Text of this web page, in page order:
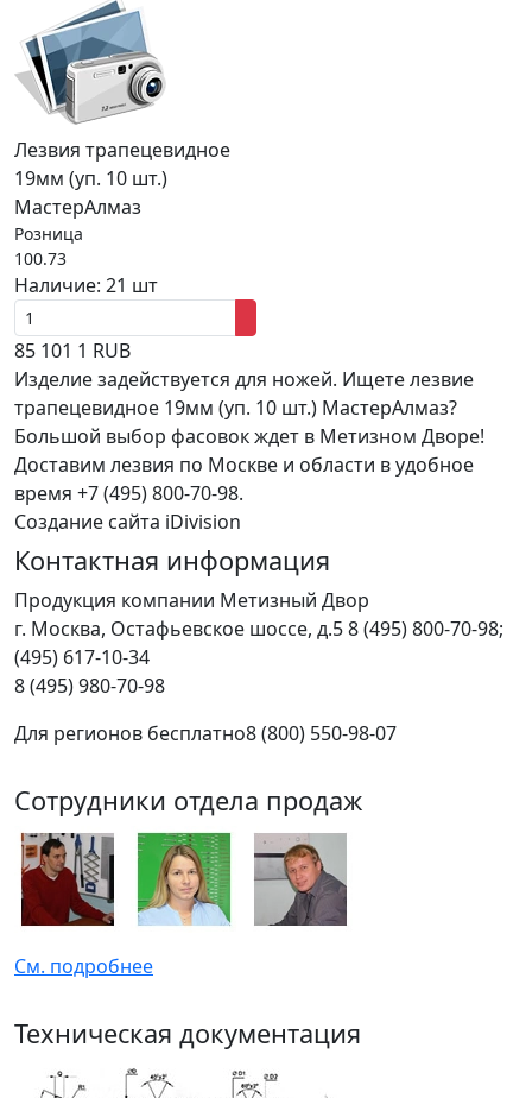
Лезвия трапецевидное
19мм (уп. 10 шт.)
МастерАлмаз
Розница
100.73
Наличие: 21 шт
85 101 1 RUB
Изделие задействуется для ножей. Ищете лезвие
трапецевидное 19мм (уп. 10 шт.) МастерАлмаз?
Большой выбор фасовок ждет в Метизном Дворе!
Доставим лезвия по Москве и области в удобное
время +7 (495) 800-70-98.
Создание сайта iDivision
Контактная информация
Продукция компании Метизный Двор
г. Москва, Остафьевское шоссе, д.58 (495) 800-70-98;
(495) 617-10-34
8 (495) 980-70-98
Для регионов бесплатно8 (800) 550-98-07
Сотрудники отдела продаж
См. подробнее
Техническая документация